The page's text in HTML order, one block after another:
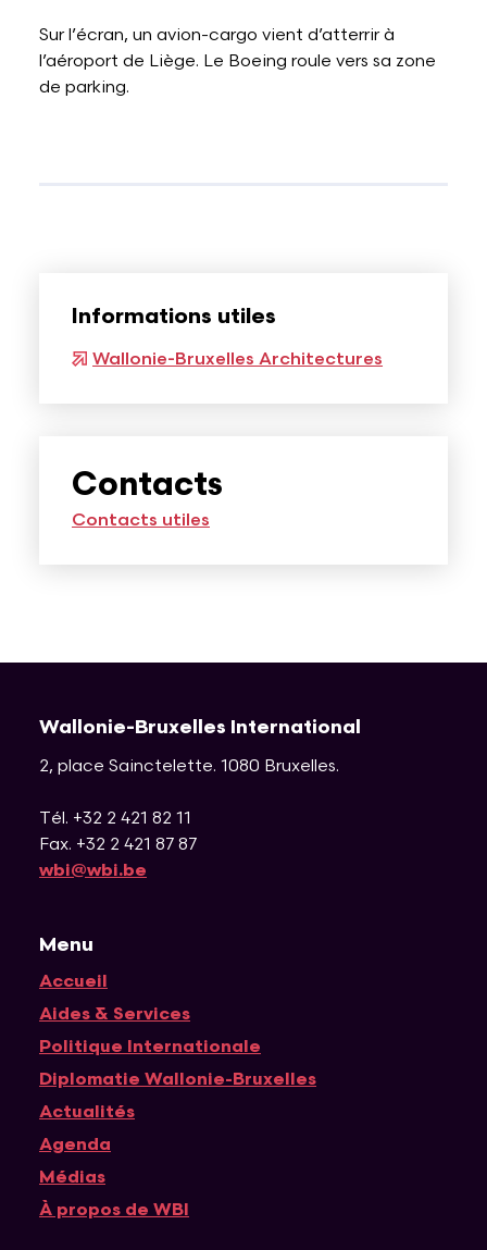
Sur l’écran, un avion-cargo vient d’atterrir à
l’aéroport de Liège. Le Boeing roule vers sa zone
de parking.
Informations utiles
Wallonie-Bruxelles Architectures
Contacts
Contacts utiles
Wallonie-Bruxelles International
2, place Sainctelette. 1080 Bruxelles.
Tél. +32 2 421 82 11
Fax. +32 2 421 87 87
wbi@wbi.be
Menu
Accueil
Navigation principale
Aides & Services
Politique Internationale
Diplomatie Wallonie-Bruxelles
Actualités
Agenda
Médias
À propos de WBI